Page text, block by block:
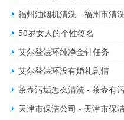
福州油烟机清洗 - 福州市清
50岁女人的个性签名
艾尔登法环纯净金针任务
艾尔登法环没有婚礼剧情
茶壶污垢怎么清洗 - 茶壶有
天津市保洁公司 - 天津市保